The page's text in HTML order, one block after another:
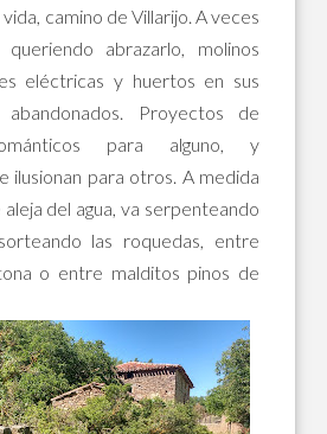
camino de Villarijo. A veces
abrazarlo, molinos
eléctricas y huertos en sus
abandonados. Proyectos de
para alguno, y
ilusionan para otros. A medida
del agua, va serpenteando
las roquedas, entre
o entre malditos pinos de